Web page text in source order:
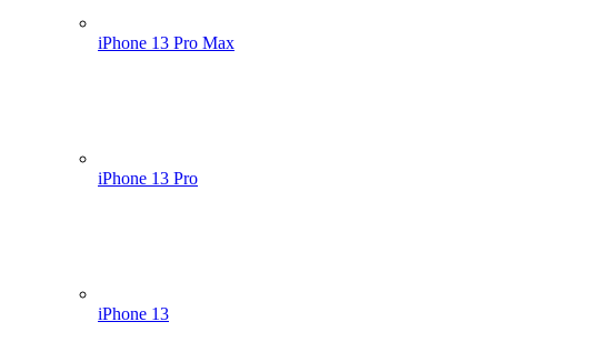
iPhone 13 Pro Max
iPhone 13 Pro
iPhone 13